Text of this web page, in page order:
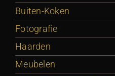
Buiten-Koken
Fotografie
Haarden
Meubelen